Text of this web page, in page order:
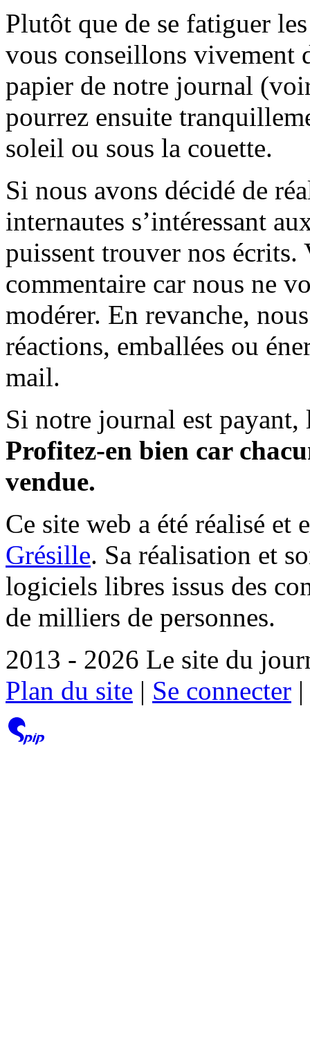
Plutôt que de se fatiguer
vous conseillons vivement
papier de notre journal
pourrez ensuite
soleil ou sous la couette.
Si nous avons décidé de
internautes s’intéressant
puissent trouver nos écrits.
commentaire car nous ne
modérer. En revanche,
réactions, emballées ou
mail.
Si notre journal est payant,
Profitez-en bien car
vendue.
Ce site web a été réalisé et
Grésille. Sa réalisation et
logiciels libres issus des
de milliers de personnes.
2013 - 2026 Le site du
Plan du site | Se connecter |